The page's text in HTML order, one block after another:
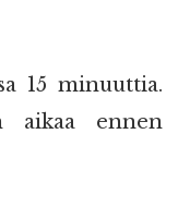
15 minuuttia.
aikaa ennen